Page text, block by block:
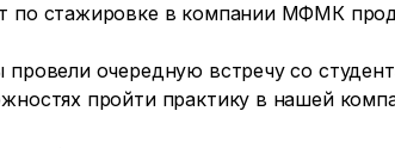
по стажировке в компании МФМК
провели очередную встречу со
пройти практику в нашей